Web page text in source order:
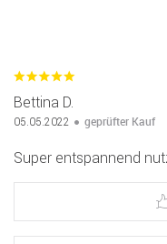
Bettina D.
05.05.2022 geprüfter Kauf
Super entspannend